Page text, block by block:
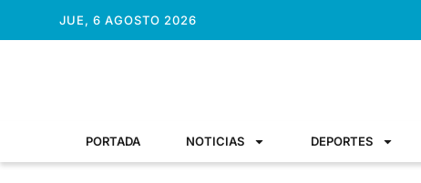
JUE, 6 AGOSTO 2026
PORTADA NOTICIAS DEPORTES